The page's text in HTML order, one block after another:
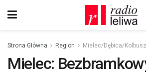
Strona Główna Region Mielec/Dębica/
Mielec: